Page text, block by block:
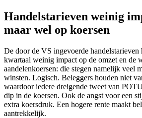
Handelstarieven weinig
maar wel op koersen
De door de VS ingevoerde handelstarieven
kwartaal weinig impact op de omzet en de
aandelenkoersen: die stegen namelijk veel
winsten. Logisch. Beleggers houden niet
waardoor iedere dreigende tweet van
dip in de koersen. Ook de angst voor een
extra koersdruk. Een hogere rente maakt
aantrekkelijk.